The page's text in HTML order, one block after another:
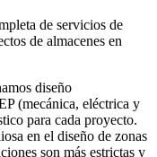
de servicios de
de almacenes en
diseño
(mecánica, eléctrica y
para cada proyecto.
en el diseño de zonas
son más estrictas y